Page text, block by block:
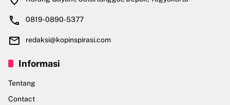
0819-0890-5377
redaksi@kopinspirasi.com
Informasi
Tentang
Contact